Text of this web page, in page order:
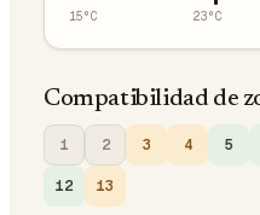
15°C 23°C
Compatibilidad de
1 2 3 4 5
12 13